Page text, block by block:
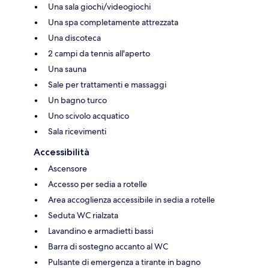
Una sala giochi/videogiochi
Una spa completamente attrezzata
Una discoteca
2 campi da tennis all'aperto
Una sauna
Sale per trattamenti e massaggi
Un bagno turco
Uno scivolo acquatico
Sala ricevimenti
Accessibilità
Ascensore
Accesso per sedia a rotelle
Area accoglienza accessibile in sedia a rotelle
Seduta WC rialzata
Lavandino e armadietti bassi
Barra di sostegno accanto al WC
Pulsante di emergenza a tirante in bagno